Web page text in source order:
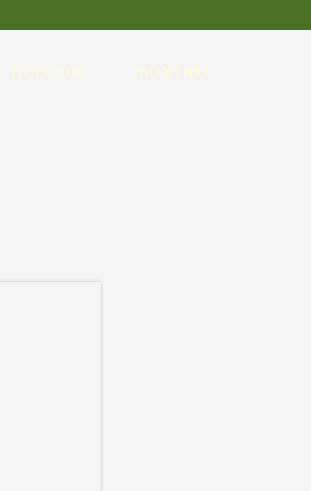
DOGODKI KONTAKT